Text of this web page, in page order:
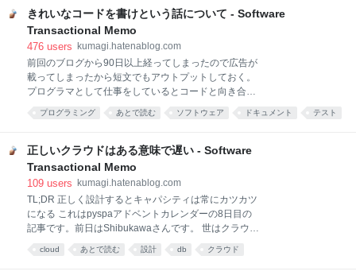
のである。 class RingBuffer { public: explicit
躍を期待して雇用するのであり、入社をゴールとして
それ以降働かなくなる人は望ましくないし、学歴や入
試の点数によってそういう人かどうか判定する事はで
てより重要となるのはキャリア開始時での能力の高さ
よりも、険しく長い道のりを自己メンテナンスしなが
ら歩み続けられる根気の強さが重要とされている。そ
の根気の源泉は執着だったり崇拝だったり妄信だった
ぶことにする。 さて「
きれいなコードを書けという話について - Software
Transactional Memo
476 users
kumagi.hatenablog.com
前回のブログから90日以上経ってしまったので広告が
載ってしまったから短文でもアウトプットしておく。
プログラマとして仕事をしているとコードと向き合っ
ている時間の9割以上は既存のコードを読んでいる、
だから読みやすさは重要である、という言説は耳にタ
ードが誰のレビューも通ること無くマージされている
現場は凄惨だが、自分より明らかに経験を積んだ人た
ちが何度もレビューを重ねたコードが読みやすいかと
ルをすべて守っていても不可解なコードはあるし、ど
んなに読みやすいコードでも数千行の規模になってく
るとやはり脳内からこぼれて一度に覚えておける範囲
からはみ出る。 変数名や関数名をわかりやすくすると
プログラミング あとで読む ソフトウェア ドキュメント テスト
正しいクラウドはある意味で遅い - Software
Transactional Memo
109 users
kumagi.hatenablog.com
TL;DR 正しく設計するとキャパシティは常にカツカツ
になる これはpyspaアドベントカレンダーの8日目の
記事です。前日はShibukawaさんです。 世はクラウド
時代、ソフトウェアはひとたび作られたら何億回実行
されても摩耗するものではないので、どんな間抜けな
cloud あとで読む 設計 db クラウド